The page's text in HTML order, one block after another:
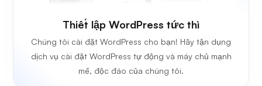
Thiết lập WordPress tức thì
Chúng tôi cài đặt WordPress cho bạn! Hãy tận dụng
dịch vụ cài đặt WordPress tự động và máy chủ mạnh
mẽ, độc đáo của chúng tôi.